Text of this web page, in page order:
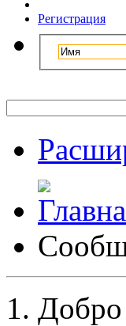
Регистрация
Добро